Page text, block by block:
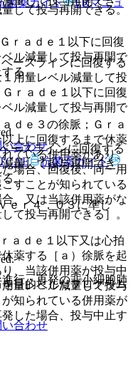
して投与再開できる。
ースラインに回復する
用量レベル減量して投
ｒａｄｅ１以下に回復
ル減量して投与再開で
ースラインに回復する
量して投与再開でき
。
ｅｒ４．０３に準じ
行・再発の非小細胞肺
ｒａｄｅ１以下に回復
ル減量して投与再開で
る。
ｄｅ３の徐脈；Ｇｒａ
上に回復するまで休薬
ている併用薬があり、
場合、回復後、同一用
すことが知られている
、又は当該併用薬がな
て投与再開できる］。
ａｄｅ１以下又は心拍
薬する［ａ）徐脈を起
、当該併用薬が投与中
量レベル減量して投与
知られている併用薬が
した場合、投与中止す
合わせ
抗菌薬ガイド
目的としたプログラム
合わせ